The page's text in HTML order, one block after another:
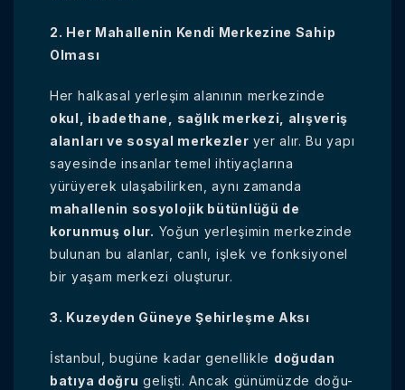
2. Her Mahallenin Kendi Merkezine Sahip
Olması
Her halkasal yerleşim alanının merkezinde
okul, ibadethane, sağlık merkezi, alışveriş
alanları ve sosyal merkezler yer alır. Bu yapı
sayesinde insanlar temel ihtiyaçlarına
yürüyerek ulaşabilirken, aynı zamanda
mahallenin sosyolojik bütünlüğü de
korunmuş olur. Yoğun yerleşimin merkezinde
bulunan bu alanlar, canlı, işlek ve fonksiyonel
bir yaşam merkezi oluşturur.
3. Kuzeyden Güneye Şehirleşme Aksı
İstanbul, bugüne kadar genellikle doğudan
batıya doğru gelişti. Ancak günümüzde doğu-